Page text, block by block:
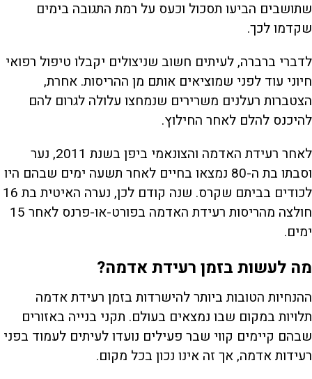
שתושבים הביעו תסכול וכעס על רמת התגובה בימים
שקדמו לכך.
לדברי ברברה, לעיתים חשוב שניצולים יקבלו טיפול רפואי
חיוני עוד לפני שמוציאים אותם מן ההריסות. אחרת,
הצטברות רעלנים משרירים שנמחצו עלולה לגרום להם
להיכנס להלם לאחר החילוץ.
לאחר רעידת האדמה והצונאמי ביפן בשנת 2011, נער
וסבתו בת ה-80 נמצאו בחיים לאחר תשעה ימים שבהם היו
לכודים בביתם שקרס. שנה קודם לכן, נערה האיטית בת 16
חולצה מהריסות רעידת האדמה בפורט-או-פרנס לאחר 15
ימים.
מה לעשות בזמן רעידת אדמה?
ההנחיות הטובות ביותר להישרדות בזמן רעידת אדמה
תלויות במקום שבו נמצאים בעולם. תקני בנייה באזורים
שבהם קיימים קווי שבר פעילים נועדו לעיתים לעמוד בפני
רעידות אדמה, אך זה אינו נכון בכל מקום.